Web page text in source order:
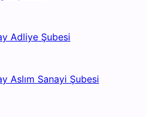
Adliye Şubesi
Aslım Sanayi Şubesi